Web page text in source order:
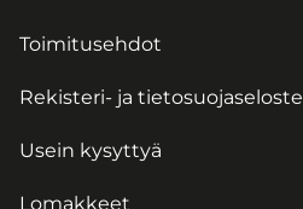
Toimitusehdot
Rekisteri- ja tietosuojaseloste
Usein kysyttyä
Lomakkeet